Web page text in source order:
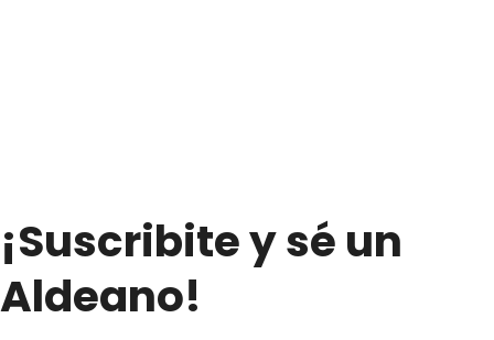
¡Suscribite y sé un
Aldeano!